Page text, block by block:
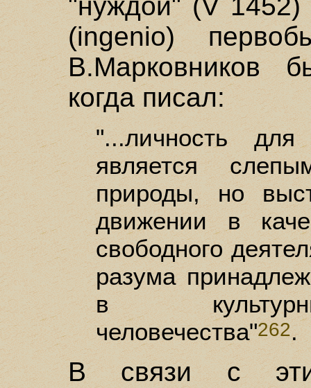
"нуждой" (V
(ingenio)
В.Марковников
когда писал:
"...личность
является
природы, но
движении в
свободного
разума
в
человечества"262.
В связи с